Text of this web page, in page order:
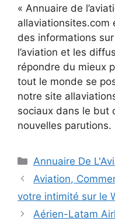
« Annuaire de
allaviationsites.com
des informations
l’aviation et les
répondre du mieux
tout le monde se
notre site
sociaux dans le but
nouvelles parutions.
Catégories
Annuaire De
Navigation
des
Aviation,
votre intimité sur le
Aérien-Latam